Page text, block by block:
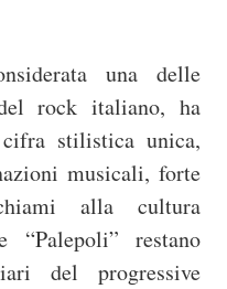
una delle
rock italiano, ha
stilistica unica,
musicali, forte
alla cultura
“Palepoli” restano
del progressive